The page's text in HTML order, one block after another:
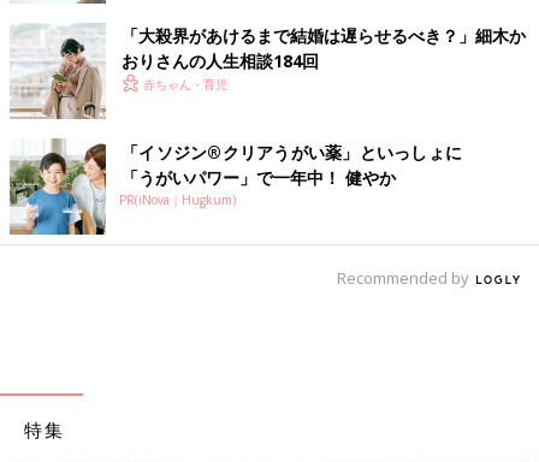
細木かおり 親と子の六星占術１（別サイトへ移動します）
細木かおり先生への相談を募集します！
ご自身のこと、子育てのこと、パートナーとのこと、ママ友との
こと、仕事のことなど、たまひよ読者皆さんの様々な悩みに対し
て、【六星占術】をもとに細木かおり先生からアドバイスをいた
イスをいただき、たまひよの記事として公開される予定です。
「大殺界があけるまで結婚は遅らせるべき？」細木か
おりさんの人生相談184回
赤ちゃん・育児
「イソジン®クリアうがい薬」といっしょに
「うがいパワー」で一年中！ 健やか
PR(iNova｜Hugkum)
Recommended by
特集